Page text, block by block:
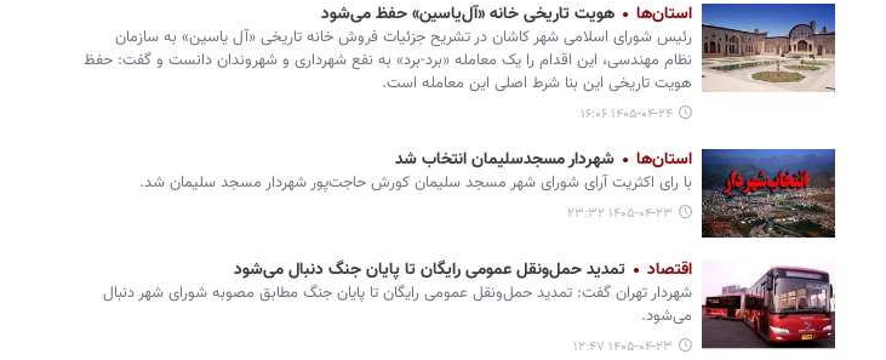
استان‌ها هویت تاریخی خانه «آل‌یاسین» حفظ می‌شود
رئیس شورای اسلامی شهر کاشان در تشریح جزئیات فروش خانه تاریخی «آل یاسین» به سازمان
نظام مهندسی، این اقدام را یک معامله «برد-برد» به نفع شهرداری و شهروندان دانست و گفت: حفظ
هویت تاریخی این بنا شرط اصلی این معامله است.
۱۴۰۵-۰۴-۲۴ ۱۶:۰۶
استان‌ها شهردار مسجدسلیمان انتخاب شد
با رای اکثریت آرای شورای شهر مسجد سلیمان کورش حاجت‌پور شهردار مسجد سلیمان شد.
۱۴۰۵-۰۴-۲۳ ۲۳:۳۲
اقتصاد تمدید حمل‌ونقل عمومی رایگان تا پایان جنگ دنبال می‌شود
شهردار تهران گفت: تمدید حمل‌ونقل عمومی رایگان تا پایان جنگ مطابق مصوبه شورای شهر دنبال
می‌شود.
۱۴۰۵-۰۴-۲۳ ۱۲:۴۷